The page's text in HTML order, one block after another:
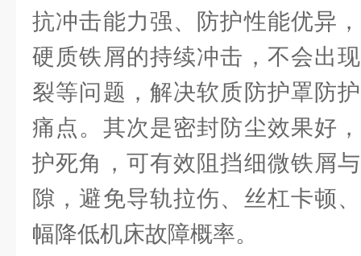
抗冲击能力强、防护性能优异
硬质铁屑的持续冲击，不会出
裂等问题，解决软质防护罩防
痛点。其次是密封防尘效果好
护死角，可有效阻挡细微铁屑
隙，避免导轨拉伤、丝杠卡顿
幅降低机床故障概率。